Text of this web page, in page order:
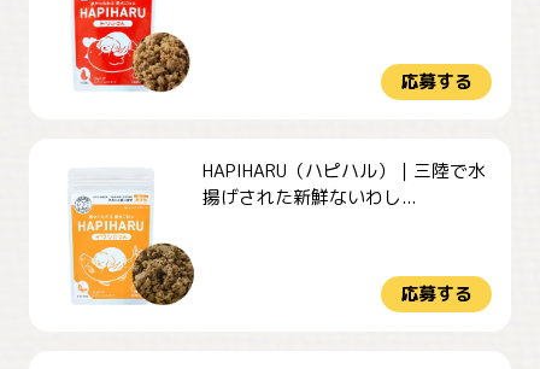
応募する
HAPIHARU（ハピハル）｜三陸で水
揚げされた新鮮ないわし...
応募する